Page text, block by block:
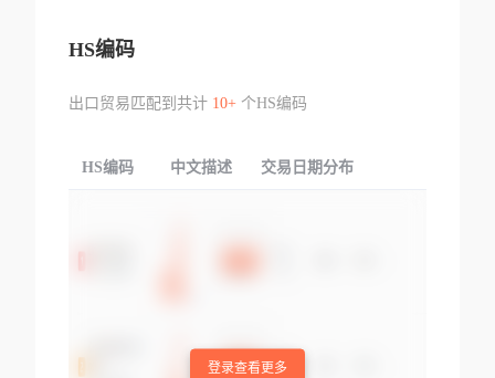
HS编码
出口贸易匹配到共计 10+个HS编码
HS编码 中文描述 交易日期分布
登录查看更多